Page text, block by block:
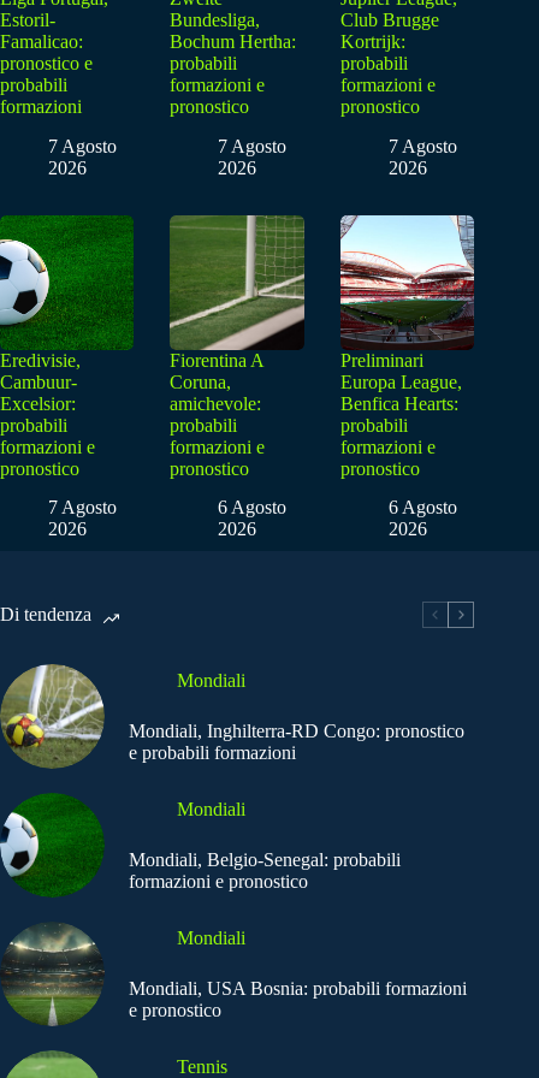
Estoril-
Famalicao:
pronostico e
probabili
formazioni
7 Agosto
2026
Bundesliga,
Bochum Hertha:
probabili
formazioni e
pronostico
7 Agosto
2026
Club Brugge
Kortrijk:
probabili
formazioni e
pronostico
7 Agosto
2026
Eredivisie,
Cambuur-
Excelsior:
probabili
formazioni e
pronostico
7 Agosto
2026
Fiorentina A
Coruna,
amichevole:
probabili
formazioni e
pronostico
6 Agosto
2026
Preliminari
Europa League,
Benfica Hearts:
probabili
formazioni e
pronostico
6 Agosto
2026
Di tendenza
Mondiali
Mondiali, Inghilterra-RD Congo: pronostico
e probabili formazioni
Mondiali
Mondiali, Belgio-Senegal: probabili
formazioni e pronostico
Mondiali
Mondiali, USA Bosnia: probabili formazioni
e pronostico
Tennis